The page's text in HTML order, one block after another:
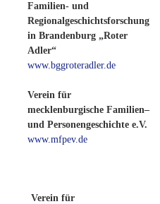
Familien- und
Regionalgeschichtsforschung
in Brandenburg „Roter
Adler“
www.bggroteradler.de
Verein für
mecklenburgische Familien–
und Personengeschichte e.V.
www.mfpev.de
Verein für